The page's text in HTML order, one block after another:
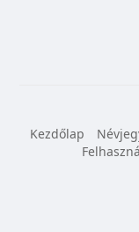
Kezdőlap